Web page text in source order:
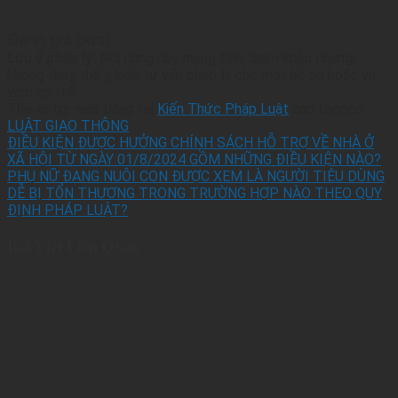
Kiến Thức Pháp Luật
LUẬT GIAO THÔNG
ĐIỀU KIỆN ĐƯỢC HƯỞNG CHÍNH SÁCH HỖ TRỢ VỀ NHÀ Ở
XÃ HỘI TỪ NGÀY 01/8/2024 GỒM NHỮNG ĐIỀU KIỆN NÀO?
PHỤ NỮ ĐANG NUÔI CON ĐƯỢC XEM LÀ NGƯỜI TIÊU DÙNG
DỄ BỊ TỔN THƯƠNG TRONG TRƯỜNG HỢP NÀO THEO QUY
ĐỊNH PHÁP LUẬT?